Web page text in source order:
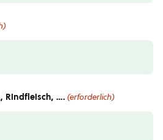
Rindfleisch, …. (erforderlich)